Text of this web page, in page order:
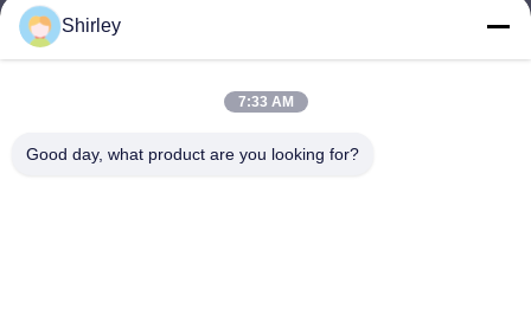
0086-18148506772
Shirley
7:33 AM
Good day, what product are you looking for?